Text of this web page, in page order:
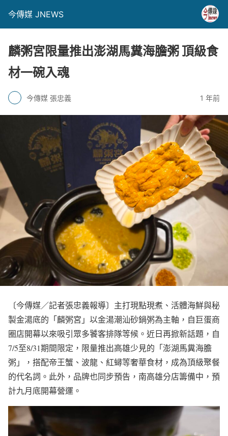
今傳媒 JNEWS
麟粥宮限量推出澎湖馬糞海膽粥 頂級食
材一碗入魂
今傳媒 張忠義 1 年前
〔今傳媒／記者張忠義報導〕主打現點現煮、活體海鮮與秘
製金湯底的「麟粥宮」以金湯潮汕砂鍋粥為主軸，自巨蛋商
圈店開幕以來吸引眾多饕客排隊等候。近日再掀新話題，自
7/5至8/31期間限定，限量推出高雄少見的「澎湖馬糞海膽
粥」，搭配帝王蟹、波龍、紅蟳等奢華食材，成為頂級聚餐
的代名詞。此外，品牌也同步預告，南高雄分店籌備中，預
計九月底開幕營運。